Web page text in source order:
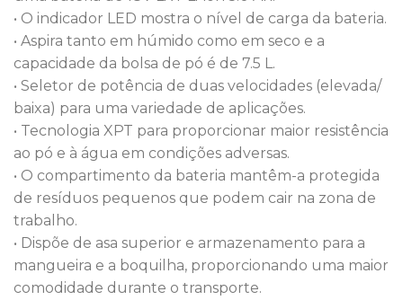
• O indicador LED mostra o nível de carga da bateria.
• Aspira tanto em húmido como em seco e a
capacidade da bolsa de pó é de 7.5 L.
• Seletor de potência de duas velocidades (elevada/
baixa) para uma variedade de aplicações.
• Tecnologia XPT para proporcionar maior resistência
ao pó e à água em condições adversas.
• O compartimento da bateria mantêm-a protegida
de resíduos pequenos que podem cair na zona de
trabalho.
• Dispõe de asa superior e armazenamento para a
mangueira e a boquilha, proporcionando uma maior
comodidade durante o transporte.